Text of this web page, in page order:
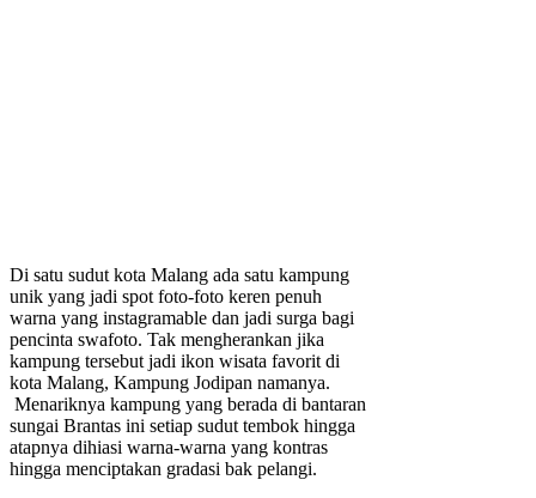
Di satu sudut kota Malang ada satu kampung
unik yang jadi spot foto-foto keren penuh
warna yang instagramable dan jadi surga bagi
pencinta swafoto. Tak mengherankan jika
kampung tersebut jadi ikon wisata favorit di
kota Malang, Kampung Jodipan namanya.
Menariknya kampung yang berada di bantaran
sungai Brantas ini setiap sudut tembok hingga
atapnya dihiasi warna-warna yang kontras
hingga menciptakan gradasi bak pelangi.